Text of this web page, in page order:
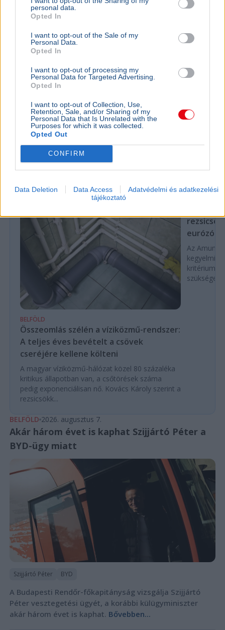
personal data.
Opted In
I want to opt-out of the Sale of my
Personal Data.
Opted In
I want to opt-out of processing my
Personal Data for Targeted Advertising.
Opted In
I want to opt-out of Collection, Use,
Retention, Sale, and/or Sharing of my
Personal Data that Is Unrelated with the
Purposes for which it was collected.
Opted Out
CONFIRM
Data Deletion Data Access
Adatvédelmi és adatkezelési
tájékoztató
Orbán Viktor Szerbia
Orbán Viktor a gučai trombitafesztiválon sörözött,
miközben Magyarországot energiaválság sújtotta.
Bővebben...
Rezsicsökkentés
BELFÖLD
Összeomlás szélén a víziközmű-rendszer:
A teljes éves bevételt a csövek
cseréjére kellene költeni
A magyar víziközmű-hálózat közel 80 százaléka
kritikus állapotban van, a csőtörések száma
pedig exponenciálisan nő. Kovács Károly szerint a
rezsicsökk...
Az Amundi
kegyelmi
BELFÖLD 2026. augusztus 7.
Akár három évet is kaphat Szijjártó Péter a
BYD-ügy miatt
Szijjártó Péter BYD
A Budapesti Rendőr-főkapitányság vizsgálja Szijjártó
Péter vesztegetési ügyét, a korábbi külügyminiszter
akár három évet is kaphat. Bővebben...